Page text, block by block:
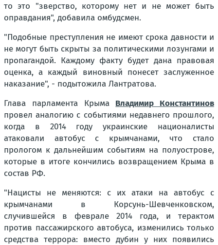
то это "зверство, которому нет и не может быть
оправдания", добавила омбудсмен.
"Подобные преступления не имеют срока давности и
не могут быть скрыты за политическими лозунгами и
пропагандой. Каждому факту будет дана правовая
оценка, а каждый виновный понесет заслуженное
наказание", - подытожила Лантратова.
Глава парламента Крыма Владимир Константинов
провел аналогию с событиями недавнего прошлого,
когда в 2014 году украинские националисты
атаковали автобус с крымчанами, что стало
прологом к дальнейшим событиям на полуострове,
которые в итоге кончились возвращением Крыма в
состав РФ.
"Нацисты не меняются: с их атаки на автобус с
крымчанами в Корсунь-Шевченковском,
случившейся в феврале 2014 года, и терактом
против пассажирского автобуса, изменились только
средства террора: вместо дубин у них появились